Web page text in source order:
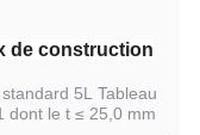
de construction
5L Tableau
dont le t ≤ 25,0 mm